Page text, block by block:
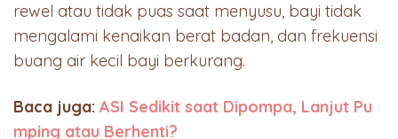
rewel atau tidak puas saat menyusu, bayi tidak
mengalami kenaikan berat badan, dan frekuensi
buang air kecil bayi berkurang.
Baca juga: ASI Sedikit saat Dipompa, Lanjut Pu
mping atau Berhenti?